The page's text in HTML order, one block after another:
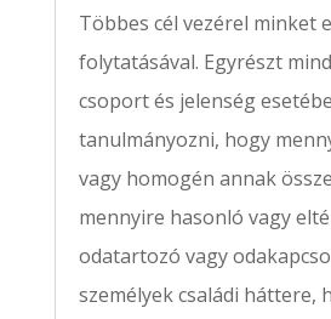
Többes cél vezérel minket
folytatásával. Egyrészt
csoport és jelenség
tanulmányozni, hogy
vagy homogén annak
mennyire hasonló vagy
odatartozó vagy
személyek családi háttere,